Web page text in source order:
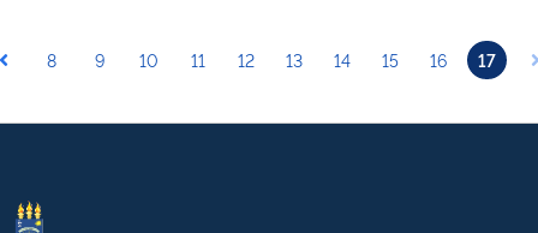
8 9 10 11 12 13 14 15 16 17